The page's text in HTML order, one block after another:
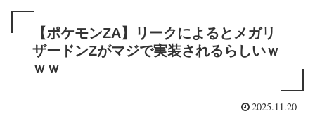
【ポケモンZA】リークによるとメガリ
ザードンZがマジで実装されるらしいｗ
ｗｗ
2025.11.20